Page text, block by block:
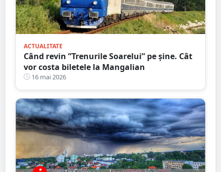
ACTUALITATE
Când revin ”Trenurile Soarelui” pe şine. Cât
vor costa biletele la Mangalian
16 mai 2026